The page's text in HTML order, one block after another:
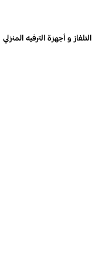
التلفاز و أجهزة الترفيه المنزلي